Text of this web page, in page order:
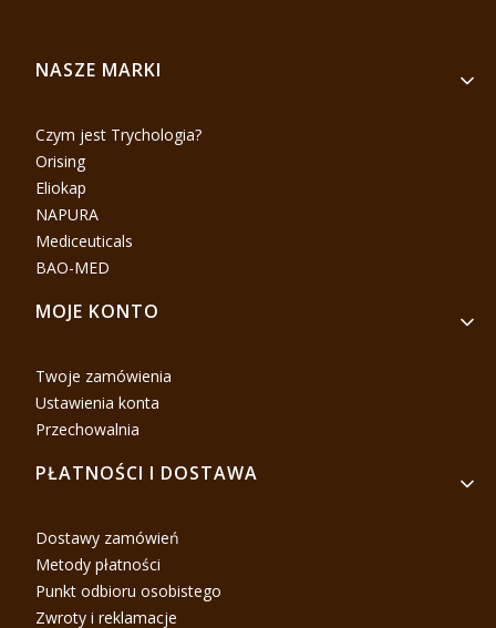
Linki w stopce
NASZE MARKI
Czym jest Trychologia?
Orising
Eliokap
NAPURA
Mediceuticals
BAO-MED
MOJE KONTO
Twoje zamówienia
Ustawienia konta
Przechowalnia
PŁATNOŚCI I DOSTAWA
Dostawy zamówień
Metody płatności
Punkt odbioru osobistego
Zwroty i reklamacje